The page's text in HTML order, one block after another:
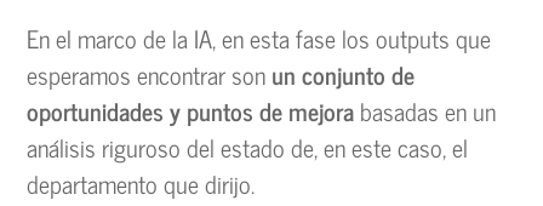
En el marco de la IA, en esta fase los outputs que
esperamos encontrar sonun conjunto de
oportunidades y puntos de mejorabasadas en un
análisis riguroso del estado de, en este caso, el
departamento que dirijo.